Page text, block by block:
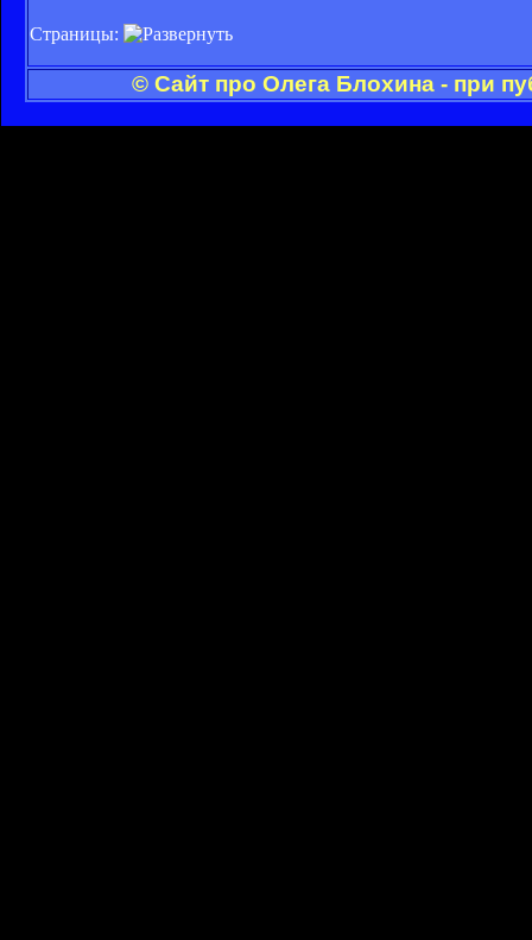
Страницы:
© Сайт про Олега Блохина - при